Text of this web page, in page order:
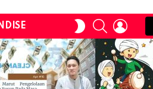
SWITCH
SKIN
SEARCHLOGIN